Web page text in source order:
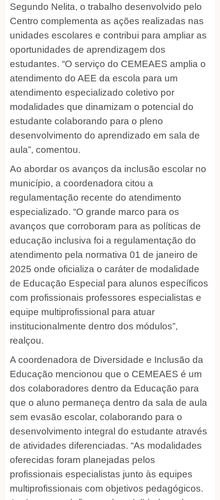
Segundo Nelita, o trabalho desenvolvido pelo
Centro complementa as ações realizadas nas
unidades escolares e contribui para ampliar as
oportunidades de aprendizagem dos
estudantes. “O serviço do CEMEAES amplia o
atendimento do AEE da escola para um
atendimento especializado coletivo por
modalidades que dinamizam o potencial do
estudante colaborando para o pleno
desenvolvimento do aprendizado em sala de
aula”, comentou.
Ao abordar os avanços da inclusão escolar no
município, a coordenadora citou a
regulamentação recente do atendimento
especializado. “O grande marco para os
avanços que corroboram para as políticas de
educação inclusiva foi a regulamentação do
atendimento pela normativa 01 de janeiro de
2025 onde oficializa o caráter de modalidade
de Educação Especial para alunos específicos
com profissionais professores especialistas e
equipe multiprofissional para atuar
institucionalmente dentro dos módulos”,
realçou.
A coordenadora de Diversidade e Inclusão da
Educação mencionou que o CEMEAES é um
dos colaboradores dentro da Educação para
que o aluno permaneça dentro da sala de aula
sem evasão escolar, colaborando para o
desenvolvimento integral do estudante através
de atividades diferenciadas. “As modalidades
oferecidas foram planejadas pelos
profissionais especialistas junto às equipes
multiprofissionais com objetivos pedagógicos.